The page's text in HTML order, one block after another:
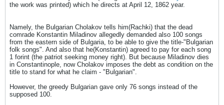
the work was printed) which he directs at April 12, 1862 year.
Namely, the Bulgarian Cholakov tells him(Rachki) that the dead
comrade Konstantin Miladinov allegedly demanded also 100 songs
from the eastern side of Bulgaria, to be able to give the title-"Bulgarian
folk songs". And also that he(Konstantin) agreed to pay for each song
1 forint (the patriot seeking money right). But because Miladinov dies
in Constantinople, now Cholakov imposes the debt as condition on the
title to stand for what he claim - "Bulgarian".
However, the greedy Bulgarian gave only 76 songs instead of the
supposed 100.